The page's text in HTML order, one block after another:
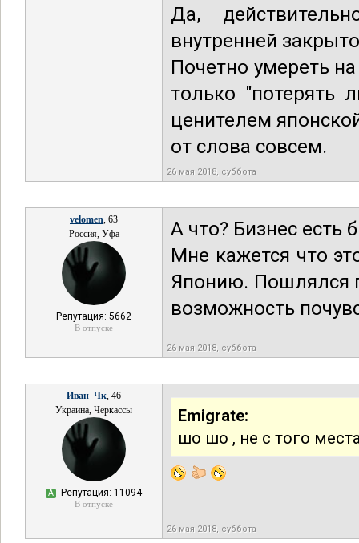
Да,
внутренней
Почетно умереть
только "потерять
ценителем
от слова совсем.
26 мая 2018, суббота
velomen, 63
Россия, Уфа
Репутация: 5662
В отпуске
А что? Бизнес есть
Мне кажется что
Японию. Пошлялся
возможность
26 мая 2018, суббота
Иван_Чк, 46
Украина, Черкассы
А Репутация: 11094
В отпуске
Emigrate:
шо шо , не с того
26 мая 2018, суббота